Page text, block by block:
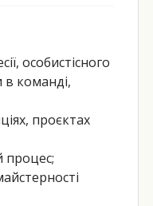
особистісного
команді,
проєктах
процес;